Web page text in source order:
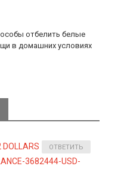
отбелить белые
в домашних условиях
DOLLARS >>
3682444-USD-
ОТВЕТИТЬ